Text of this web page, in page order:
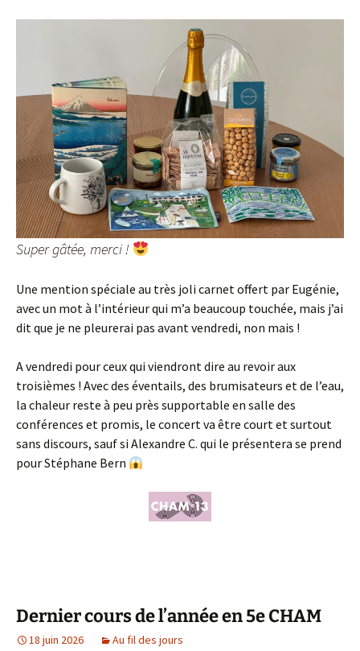
Super gâtée, merci !
Une mention spéciale au très joli carnet offert par Eugénie,
avec un mot à l’intérieur qui m’a beaucoup touchée, mais j’ai
dit que je ne pleurerai pas avant vendredi, non mais !
A vendredi pour ceux qui viendront dire au revoir aux
troisièmes ! Avec des éventails, des brumisateurs et de l’eau,
la chaleur reste à peu près supportable en salle des
conférences et promis, le concert va être court et surtout
sans discours, sauf si Alexandre C. qui le présentera se prend
pour Stéphane Bern
Dernier cours de l’année en 5e CHAM
18 juin 2026 Au fil des jours